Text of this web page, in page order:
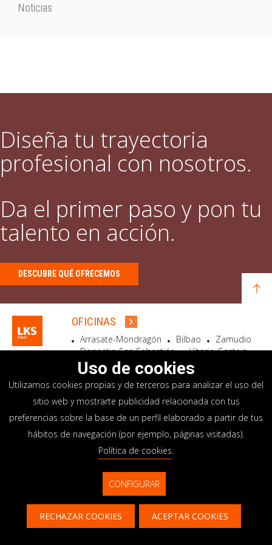
Noticias
Diseña tu trayectoria
profesional con nosotros.
Da el primer paso y pon tu
talento en acción.
DESCUBRE QUÉ OFRECEMOS
OFICINAS
Arrasate-Mondragón Bilbao
Zamudio
Donostia-San Sebastián
Vitoria-Gasteiz
Madrid
El Astillero Bidart
SEDE SOCIAL
Goiru, 7 Arrasate-Mondragón
CP 20500 GIPUZKOA – SPAIN
+34 900 84 14 14
info@lksnext.com
Aviso legal
Portal de privacidad
Política de cookies
Sistema interno información
Uso de cookies
Utilizamos cookies propias y de terceros para analizar el uso del
sitio web y mostrarte publicidad relacionada con tus
preferencias sobre la base de un perfil elaborado a partir de tus
hábitos de navegación (por ejemplo, páginas visitadas).
Política de cookies.
CONFIGURAR
RECHAZAR COOKIES ACEPTAR COOKIES